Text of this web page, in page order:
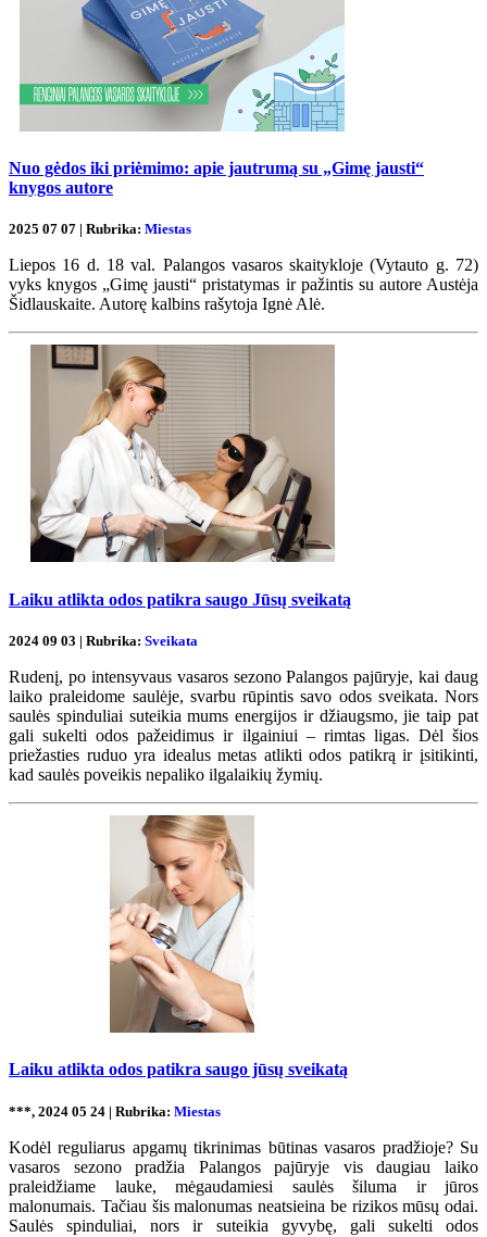
Nuo gėdos iki priėmimo: apie jautrumą su „Gimę jausti“
knygos autore
2025 07 07 | Rubrika: Miestas
Liepos 16 d. 18 val. Palangos vasaros skaitykloje (Vytauto g. 72)
vyks knygos „Gimę jausti“ pristatymas ir pažintis su autore Austėja
Šidlauskaite. Autorę kalbins rašytoja Ignė Alė.
Laiku atlikta odos patikra saugo Jūsų sveikatą
2024 09 03 | Rubrika: Sveikata
Rudenį, po intensyvaus vasaros sezono Palangos pajūryje, kai daug
laiko praleidome saulėje, svarbu rūpintis savo odos sveikata. Nors
saulės spinduliai suteikia mums energijos ir džiaugsmo, jie taip pat
gali sukelti odos pažeidimus ir ilgainiui – rimtas ligas. Dėl šios
priežasties ruduo yra idealus metas atlikti odos patikrą ir įsitikinti,
kad saulės poveikis nepaliko ilgalaikių žymių.
Laiku atlikta odos patikra saugo jūsų sveikatą
***, 2024 05 24 | Rubrika: Miestas
Kodėl reguliarus apgamų tikrinimas būtinas vasaros pradžioje? Su
vasaros sezono pradžia Palangos pajūryje vis daugiau laiko
praleidžiame lauke, mėgaudamiesi saulės šiluma ir jūros
malonumais. Tačiau šis malonumas neatsieina be rizikos mūsų odai.
Saulės spinduliai, nors ir suteikia gyvybę, gali sukelti odos